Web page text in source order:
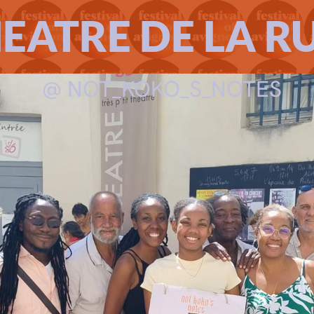
DE LA
@ NOT_KOKO_S_NOTES